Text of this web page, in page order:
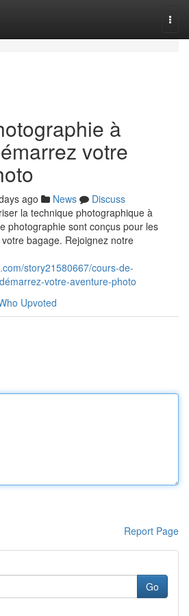
à
votre
ago News
Discuss
la technique photographique à
photographie sont conçus pour les
bagage. Rejoignez notre
story21580667/cours-de-
votre-aventure-photo
Upvoted
Report Page
Go